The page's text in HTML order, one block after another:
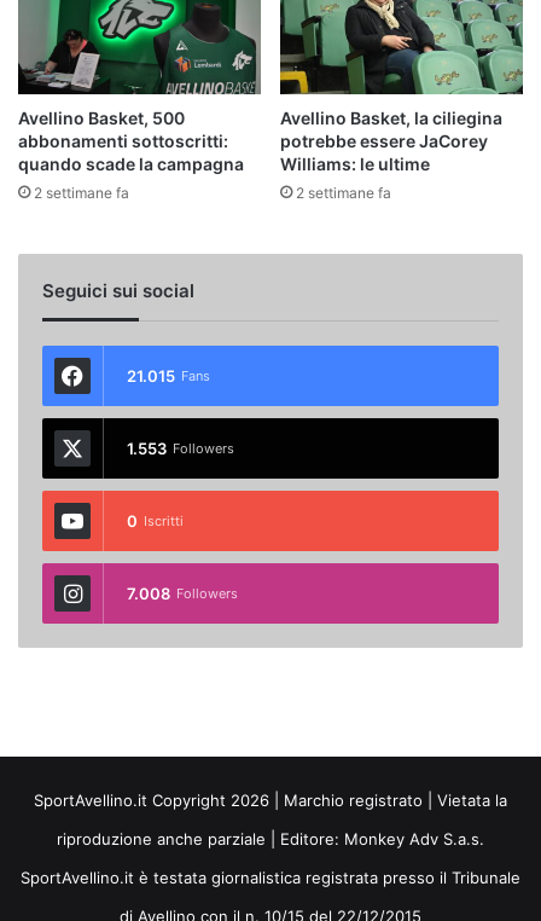
Avellino Basket, 500
abbonamenti sottoscritti:
quando scade la campagna
2 settimane fa
Avellino Basket, la ciliegina
potrebbe essere JaCorey
Williams: le ultime
2 settimane fa
Seguici sui social
21.015 Fans
1.553 Followers
0 Iscritti
7.008 Followers
SportAvellino.it Copyright 2026 | Marchio registrato | Vietata la
riproduzione anche parziale | Editore: Monkey Adv S.a.s.
SportAvellino.it è testata giornalistica registrata presso il Tribunale
di Avellino con il n. 10/15 del 22/12/2015